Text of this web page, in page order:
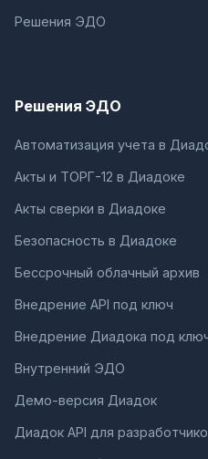
Решения ЭДО
Решения ЭДО
Автоматизация учета в
Акты и ТОРГ-12 в Диадоке
Акты сверки в Диадоке
Безопасность в Диадоке
Бессрочный облачный архив
Внедрение API под ключ
Внедрение Диадока под
Внутренний ЭДО
Демо-версия Диадок
Диадок API для